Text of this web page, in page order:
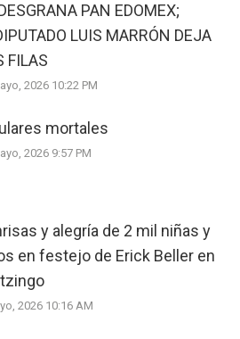
PAN EDOMEX;
LUIS MARRÓN DEJA
FILAS
2026 10:22 PM
mortales
2026 9:57 PM
y alegría de 2 mil niñas y
en festejo de Erick Beller en
2026 10:16 AM